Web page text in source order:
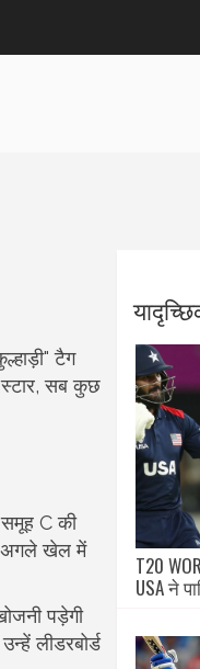
टैग
सब कुछ
समूह C की
अगले खेल में
पड़ेगी
लीडरबोर्ड
T20
USA ने